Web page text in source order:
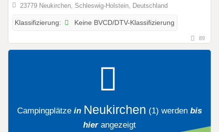
23779 Neukirchen, Schleswig-Holstein, Deutschland
Klassifizierung: Keine BVCD/DTV-Klassifizierung
89
Campingplätze in Neukirchen (1) werden bis
hierangezeigt